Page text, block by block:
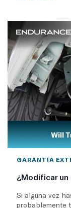
GARANTÍA
¿Modificar un
Si alguna vez
probablemente